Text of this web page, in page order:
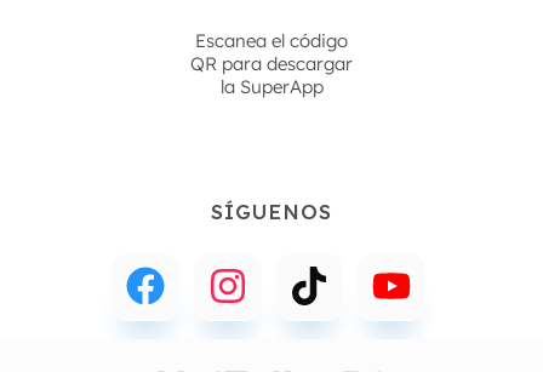
Escanea el código
QR para descargar
la SuperApp
SÍGUENOS